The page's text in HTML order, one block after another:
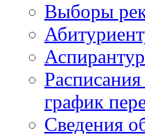
Выборы
график
Сведения